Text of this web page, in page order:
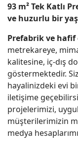
93 m² Tek Katlı
ve huzurlu bir
Prefabrik ve hafif
metrekareye,
kalitesine, iç-dış
göstermektedir.
hayalinizdeki evi
iletişime
projelerimizi,
müşterilerimizin
medya